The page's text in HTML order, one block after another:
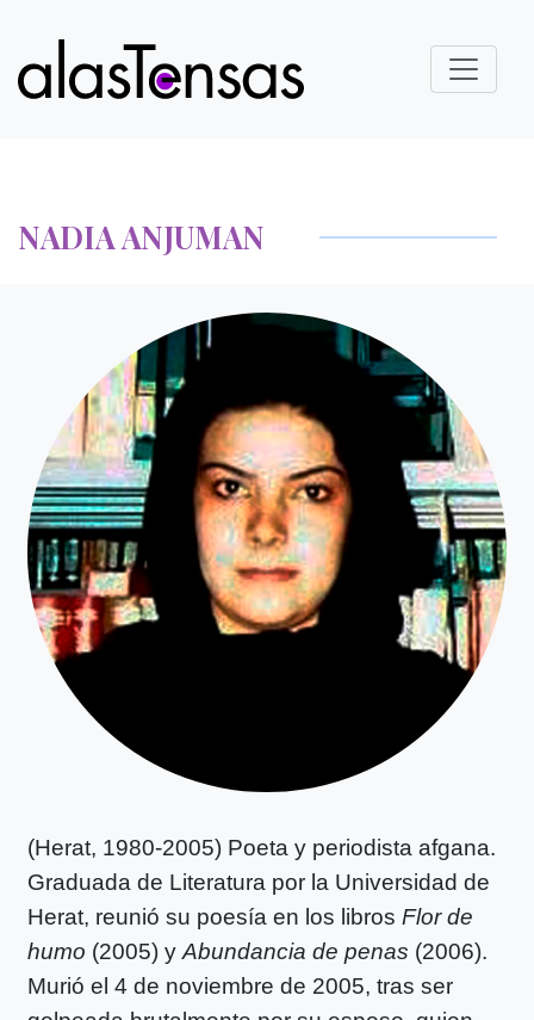
NADIA ANJUMAN
(Herat, 1980-2005) Poeta y periodista afgana.
Graduada de Literatura por la Universidad de
Herat, reunió su poesía en los libros Flor de
humo (2005) y Abundancia de penas (2006).
Murió el 4 de noviembre de 2005, tras ser